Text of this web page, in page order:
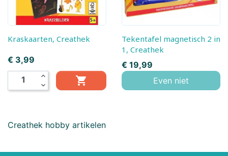
Kraskaarten, Creathek
Prijs
€ 3,99
expand_less
expand_more

Tekentafel magnetisch 2 in
1, Creathek
Prijs
€ 19,99
Even niet
Creathek hobby artikelen